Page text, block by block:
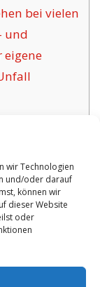
wir Technologien
und/oder darauf
können wir
dieser Website
oder
bei vielen
und
eigene
und